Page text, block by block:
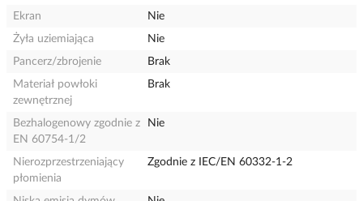
Ekran
Nie
Żyła uziemiająca
Nie
Pancerz/zbrojenie
Brak
Materiał powłoki
zewnętrznej
Brak
Bezhalogenowy zgodnie z
EN 60754-1/2
Nie
Nierozprzestrzeniający
płomienia
Zgodnie z IEC/EN 60332-1-2